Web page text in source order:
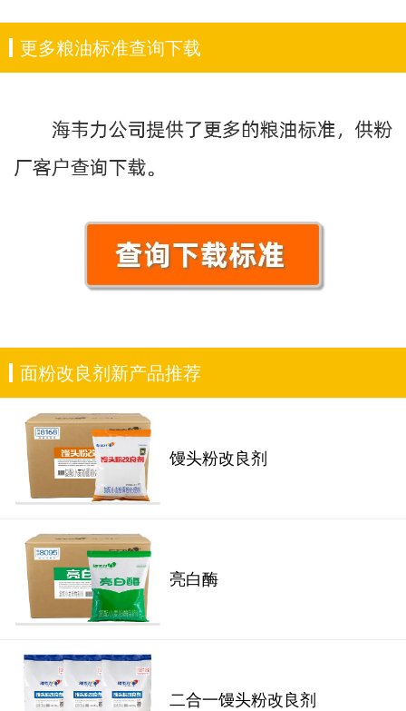
更多粮油标准查询下载
面粉改良剂新产品推荐
馒头粉改良剂
亮白酶
二合一馒头粉改良剂